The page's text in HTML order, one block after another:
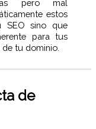
pero mal
estos
SEO sino que
para tus
tu dominio.
de